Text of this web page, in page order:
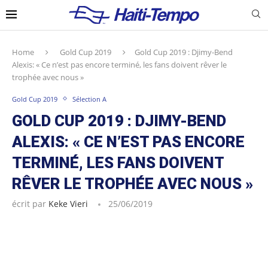
Home Gold Cup 2019
Gold Cup 2019 : Djimy-Bend
Alexis: « Ce n’est pas encore terminé, les fans doivent rêver le
trophée avec nous »
Gold Cup 2019 Sélection A
GOLD CUP 2019 : DJIMY-BEND
ALEXIS: « CE N’EST PAS ENCORE
TERMINÉ, LES FANS DOIVENT
RÊVER LE TROPHÉE AVEC NOUS »
écrit par Keke Vieri 25/06/2019